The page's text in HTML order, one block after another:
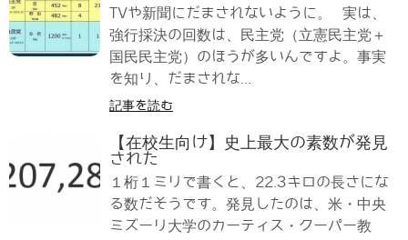
TVや新聞にだまされないように。 実は、
強行採決の回数は、民主党（立憲民主党＋
国民民主党）のほうが多いんですよ。事実
を知り、だまされな...
記事を読む
【在校生向け】史上最大の素数が発見
された
１桁１ミリで書くと、22.3キロの長さにな
る数だそうです。発見したのは、米・中央
ミズーリ大学のカーティス・クーパー教